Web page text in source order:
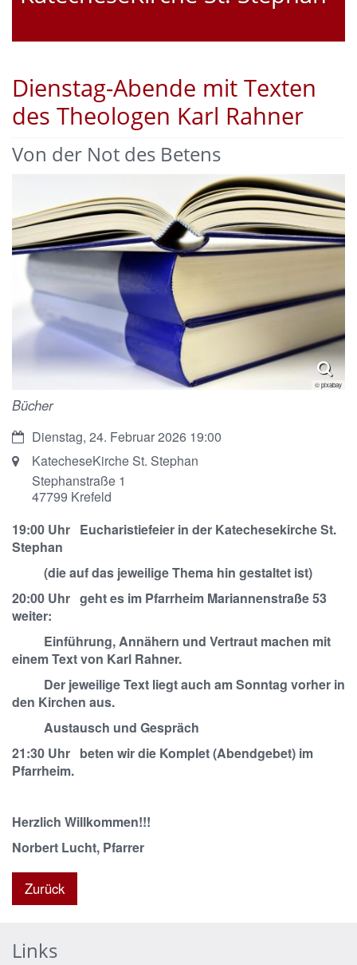
Dienstag-Abende mit Texten
des Theologen Karl Rahner
Von der Not des Betens
© pixabay
Bücher
Datum:Dienstag, 24. Februar 2026 19:00
Ort: KatecheseKirche St. Stephan
Stephanstraße 1
47799 Krefeld
19:00 Uhr Eucharistiefeier in der Katechesekirche St.
Stephan
(die auf das jeweilige Thema hin gestaltet ist)
20:00 Uhr geht es im Pfarrheim Mariannenstraße 53
weiter:
Einführung, Annähern und Vertraut machen mit
einem Text von Karl Rahner.
Der jeweilige Text liegt auch am Sonntag vorher in
den Kirchen aus.
Austausch und Gespräch
21:30 Uhr beten wir die Komplet (Abendgebet) im
Pfarrheim.
Herzlich Willkommen!!!
Norbert Lucht, Pfarrer
Zurück
Links